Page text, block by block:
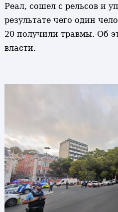
Реал, сошел с рельсов и
результате чего один
20 получили травмы. Об
власти.